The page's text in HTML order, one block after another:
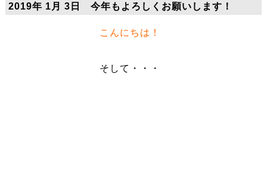
2019年 1月 3日 今年もよろしくお願いします！
こんにちは！
そして・・・